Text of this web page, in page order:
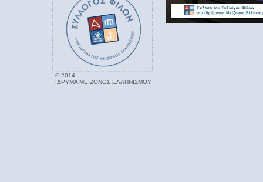
© 2014
ΙΔΡΥΜΑ ΜΕΙΖΟΝΟΣ ΕΛΛΗΝΙΣΜΟΥ